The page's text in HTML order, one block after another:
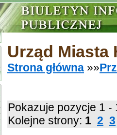
Urząd Miasta
Strona główna »»
Pokazuje pozycje 1
Kolejne strony: 1 2 3